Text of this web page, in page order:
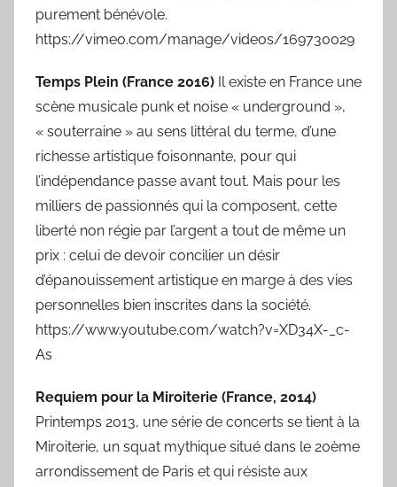
purement bénévole.
https://vimeo.com/manage/videos/169730029
Temps Plein (France 2016) Il existe en France une
scène musicale punk et noise « underground »,
« souterraine » au sens littéral du terme, d’une
richesse artistique foisonnante, pour qui
l’indépendance passe avant tout. Mais pour les
milliers de passionnés qui la composent, cette
liberté non régie par l’argent a tout de même un
prix : celui de devoir concilier un désir
d’épanouissement artistique en marge à des vies
personnelles bien inscrites dans la société.
https://www.youtube.com/watch?v=XD34X-_c-
As
Requiem pour la Miroiterie (France, 2014)
Printemps 2013, une série de concerts se tient à la
Miroiterie, un squat mythique situé dans le 20ème
arrondissement de Paris et qui résiste aux